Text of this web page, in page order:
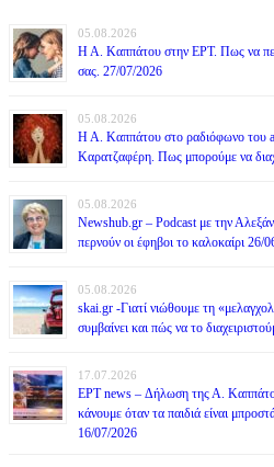
05.08.2026
Η Α. Καππάτου στην ΕΡΤ. Πως να
σας. 27/07/2026
05.08.2026
Η Α. Καππάτου στο ραδιόφωνο του
Καρατζαφέρη. Πως μπορούμε να
05.08.2026
Newshub.gr – Podcast με την
περνούν οι έφηβοι το καλοκαίρι 26/
05.08.2026
skai.gr -Γιατί νιώθουμε τη
συμβαίνει και πώς να το
17.07.2026
ΕΡΤ news – Δήλωση της Α.
κάνουμε όταν τα παιδιά είναι
16/07/2026